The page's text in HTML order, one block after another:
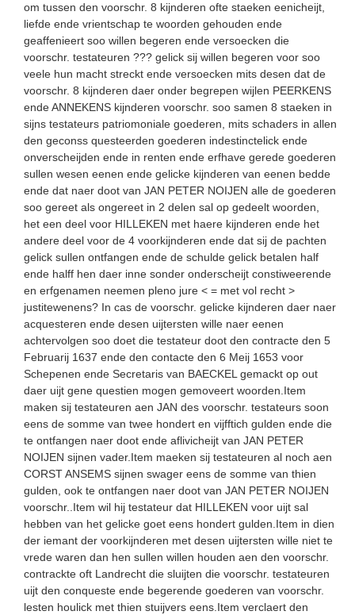
om tussen den voorschr. 8 kijnderen ofte staeken eenicheijt,
liefde ende vrientschap te woorden gehouden ende
geaffenieert soo willen begeren ende versoecken die
voorschr. testateuren ??? gelick sij willen begeren voor soo
veele hun macht streckt ende versoecken mits desen dat de
voorschr. 8 kijnderen daer onder begrepen wijlen PEERKENS
ende ANNEKENS kijnderen voorschr. soo samen 8 staeken in
sijns testateurs patriomoniale goederen, mits schaders in allen
den geconss questeerden goederen indestinctelick ende
onverscheijden ende in renten ende erfhave gerede goederen
sullen wesen eenen ende gelicke kijnderen van eenen bedde
ende dat naer doot van JAN PETER NOIJEN alle de goederen
soo gereet als ongereet in 2 delen sal op gedeelt woorden,
het een deel voor HILLEKEN met haere kijnderen ende het
andere deel voor de 4 voorkijnderen ende dat sij de pachten
gelick sullen ontfangen ende de schulde gelick betalen half
ende halff hen daer inne sonder onderscheijt constiweerende
en erfgenamen neemen pleno jure < = met vol recht >
justitewenens? In cas de voorschr. gelicke kijnderen daer naer
acquesteren ende desen uijtersten wille naer eenen
achtervolgen soo doet die testateur doot den contracte den 5
Februarij 1637 ende den contacte den 6 Meij 1653 voor
Schepenen ende Secretaris van BAECKEL gemackt op out
daer uijt gene questien mogen gemoveert woorden.Item
maken sij testateuren aen JAN des voorschr. testateurs soon
eens de somme van twee hondert en vijfftich gulden ende die
te ontfangen naer doot ende aflivicheijt van JAN PETER
NOIJEN sijnen vader.Item maeken sij testateuren al noch aen
CORST ANSEMS sijnen swager eens de somme van thien
gulden, ook te ontfangen naer doot van JAN PETER NOIJEN
voorschr..Item wil hij testateur dat HILLEKEN voor uijt sal
hebben van het gelicke goet eens hondert gulden.Item in dien
der iemant der voorkijnderen met desen uijtersten wille niet te
vrede waren dan hen sullen willen houden aen den voorschr.
contrackte oft Landrecht die sluijten die voorschr. testateuren
uijt den conqueste ende begerende goederen van voorschr.
lesten houlick met thien stuijvers eens.Item verclaert den